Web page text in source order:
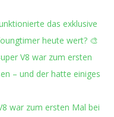
das exklusive
heute wert? 🎨
V8 war zum ersten
– und der hatte einiges
war zum ersten Mal bei